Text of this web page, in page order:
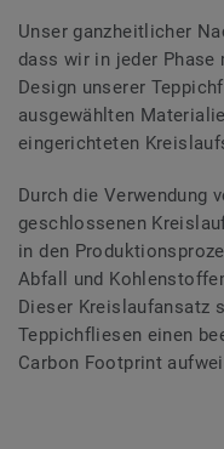
Unser ganzheitlicher
dass wir in jeder Phase
Design unserer
ausgewählten
eingerichteten
Durch die Verwendung
geschlossenen
in den
Abfall und
Dieser Kreislaufansatz
Teppichfliesen einen
Carbon Footprint